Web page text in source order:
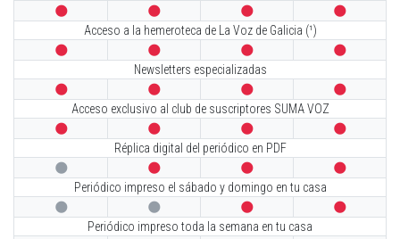
   
Acceso a la hemeroteca de La Voz de Galicia (¹)
   
Newsletters especializadas
   
Acceso exclusivo al club de suscriptores SUMA VOZ
   
Réplica digital del periódico en PDF
   
Periódico impreso el sábado y domingo en tu casa
   
Periódico impreso toda la semana en tu casa